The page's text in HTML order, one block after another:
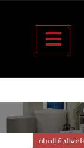
لمعالجة المياه